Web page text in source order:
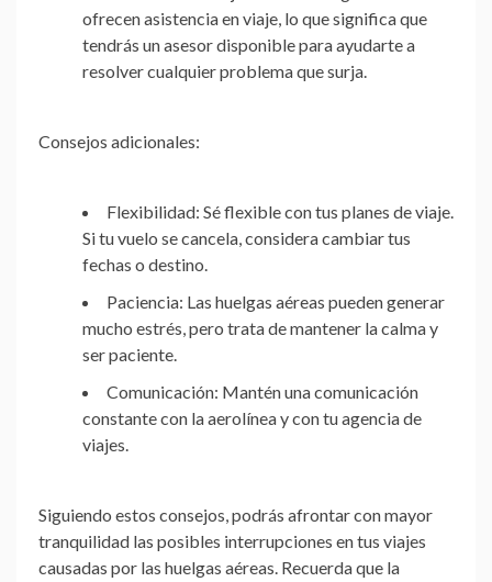
ofrecen asistencia en viaje, lo que significa que
tendrás un asesor disponible para ayudarte a
resolver cualquier problema que surja.
Consejos adicionales:
Flexibilidad: Sé flexible con tus planes de viaje.
Si tu vuelo se cancela, considera cambiar tus
fechas o destino.
Paciencia: Las huelgas aéreas pueden generar
mucho estrés, pero trata de mantener la calma y
ser paciente.
Comunicación: Mantén una comunicación
constante con la aerolínea y con tu agencia de
viajes.
Siguiendo estos consejos, podrás afrontar con mayor
tranquilidad las posibles interrupciones en tus viajes
causadas por las huelgas aéreas. Recuerda que la